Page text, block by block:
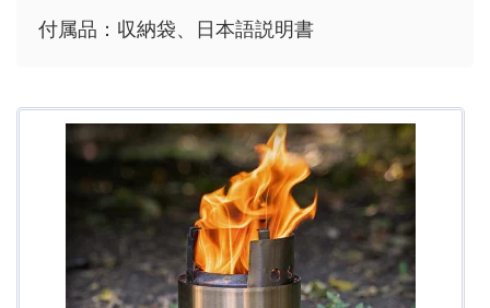
付属品：収納袋、日本語説明書